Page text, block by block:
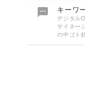
 キーワ
デジタル
サイネー
の中ゴト